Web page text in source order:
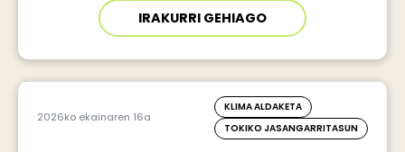
IRAKURRI GEHIAGO
2026ko ekainaren 16a
KLIMA ALDAKETA
TOKIKO JASANGARRITASUN